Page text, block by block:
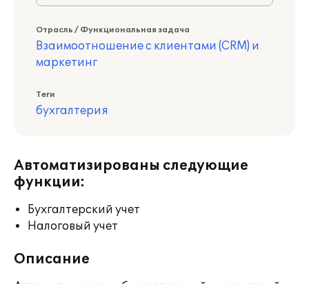
Отрасль / Функциональная задача
Взаимоотношение с клиентами (CRM) и
маркетинг
Теги
бухгалтерия
Автоматизированы следующие
функции:
Бухгалтерский учет
Налоговый учет
Описание